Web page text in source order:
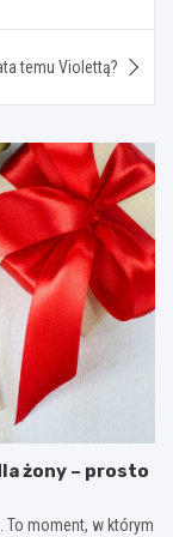
temu Violettą?
żony – prosto
To moment, w którym